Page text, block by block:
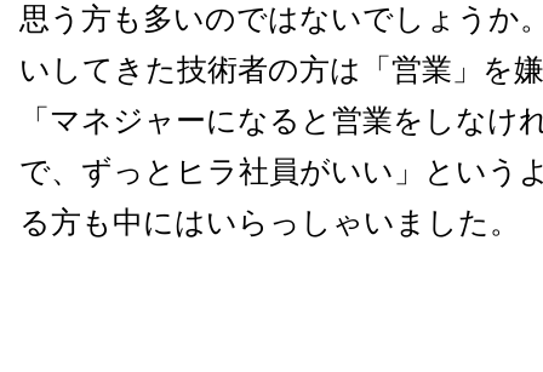
思う方も多いのではないでしょうか
いしてきた技術者の方は「営業」を
「マネジャーになると営業をしなけ
で、ずっとヒラ社員がいい」という
る方も中にはいらっしゃいました。